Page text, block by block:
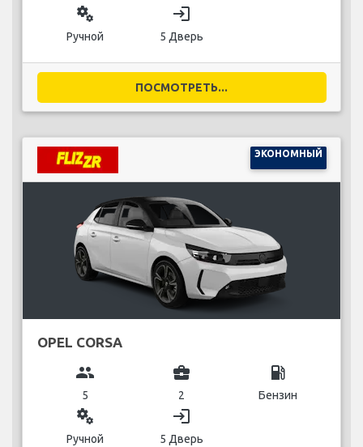
miscellaneous_services
Ручной
login
5 Дверь
ПОСМОТРЕТЬ...
ЭКОНОМНЫЙ
OPEL CORSA
group
5
business_center
2
local_gas_station
Бензин
miscellaneous_services
Ручной
login
5 Дверь